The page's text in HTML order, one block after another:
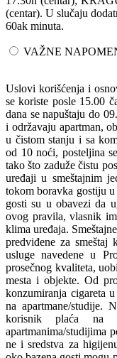
(centar). U slučaju
60ak minuta.
VAŽNE
Uslovi korišćenja i
se koriste posle 15.00
dana se napuštaju do
i održavaju apartman,
u čistom stanju i sa
od 10 noći, posteljina
tako što zaduže čistu
uređaji u smeštajnim
tokom boravka gostiju u
gosti su u obavezi da
ovog pravila, vlasnik
klima uređaja.
predviđene za smeštaj
usluge navedene u
prosečnog kvaliteta,
mesta i objekte. Od
konzumiranja cigareta
na apartmane/studije.
korisnik plaća na
apartmanima/studijima
ne i sredstva za